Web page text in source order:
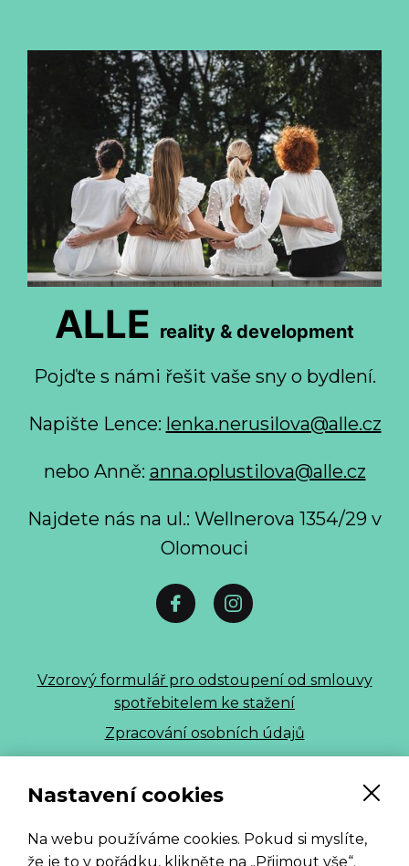
Nastavení cookies
Na webu používáme cookies. Pokud si myslíte,
že je to v pořádku, klikněte na „Přijmout vše“.
ALLE reality & development
Pojďte s námi řešit vaše sny o bydlení.
Napište Lence: lenka.nerusilova@alle.cz
nebo Anně: anna.oplustilova@alle.cz
Najdete nás na ul.: Wellnerova 1354/29 v
Olomouci
Vzorový formulář pro odstoupení od smlouvy
spotřebitelem ke stažení
Zpracování osobních údajů